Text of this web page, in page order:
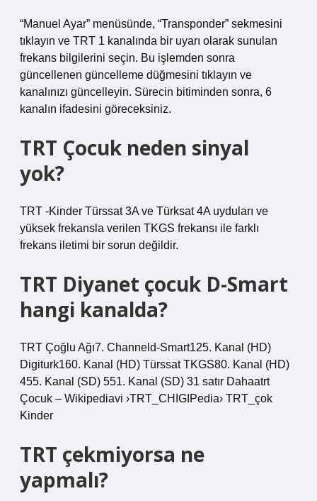
“Manuel Ayar” menüsünde, “Transponder” sekmesini
tıklayın ve TRT 1 kanalında bir uyarı olarak sunulan
frekans bilgilerini seçin. Bu işlemden sonra
güncellenen güncelleme düğmesini tıklayın ve
kanalınızı güncelleyin. Sürecin bitiminden sonra, 6
kanalın ifadesini göreceksiniz.
TRT Çocuk neden sinyal
yok?
TRT -Kinder Türssat 3A ve Türksat 4A uyduları ve
yüksek frekansla verilen TKGS frekansı ile farklı
frekans iletimi bir sorun değildir.
TRT Diyanet çocuk D-Smart
hangi kanalda?
TRT Çoğlu Ağı7. Channeld-Smart125. Kanal (HD)
Digiturk160. Kanal (HD) Türssat TKGS80. Kanal (HD)
455. Kanal (SD) 551. Kanal (SD) 31 satır Dahaatrt
Çocuk – Wikipediavi ›TRT_CHIGIPedia› TRT_çok
Kinder
TRT çekmiyorsa ne
yapmalı?